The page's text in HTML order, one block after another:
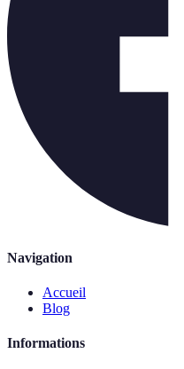
Navigation
Accueil
Blog
Informations